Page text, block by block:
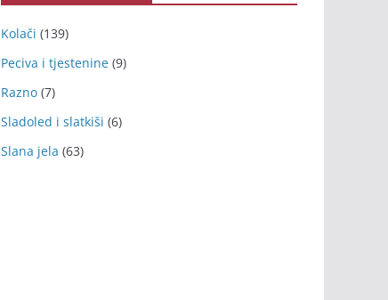
Kolači (139)
Peciva i tjestenine (9)
Razno (7)
Sladoled i slatkiši (6)
Slana jela (63)